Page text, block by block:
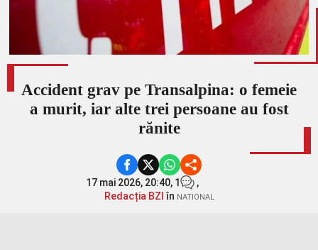
Accident grav pe Transalpina: o femeie
a murit, iar alte trei persoane au fost
rănite
17 mai 2026, 20:40, 1
,
Redacția BZI în NATIONAL